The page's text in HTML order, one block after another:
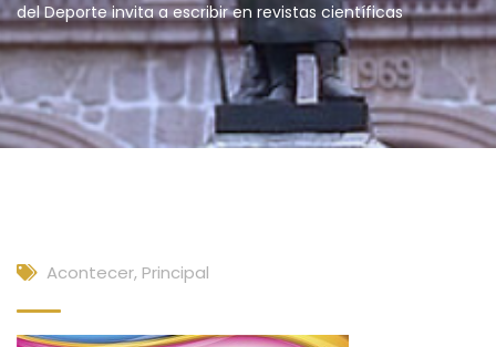
del Deporte invita a escribir en revistas científicas
Acontecer, Principal